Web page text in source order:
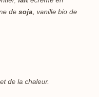
de soja, vanille bio de
de la chaleur.